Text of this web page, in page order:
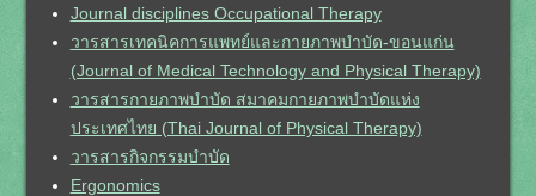
Journal disciplines Occupational Therapy
วารสารเทคนิคการแพทย์และกายภาพบำบัด-ขอนแก่น
(Journal of Medical Technology and Physical Therapy)
วารสารกายภาพบำบัด สมาคมกายภาพบำบัดแห่ง
ประเทศไทย (Thai Journal of Physical Therapy)
วารสารกิจกรรมบำบัด
Ergonomics